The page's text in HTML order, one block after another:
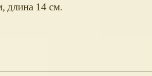
длина 14 см.